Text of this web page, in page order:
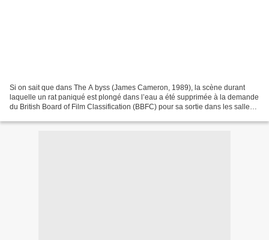
Si on sait que dans The A byss (James Cameron, 1989), la scène durant
laquelle un rat paniqué est plongé dans l’eau a été supprimée à la demande
du British Board of Film Classification (BBFC) pour sa sortie dans les salles